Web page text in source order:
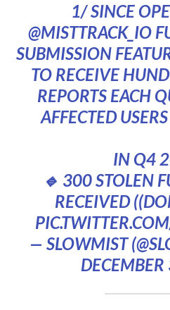
1/ SINCE
@MISTTRACK_IO
SUBMISSION
TO RECEIVE
REPORTS EACH
AFFECTED
IN Q4
🔹 300 STOLEN
RECEIVED
— SLOWMIST